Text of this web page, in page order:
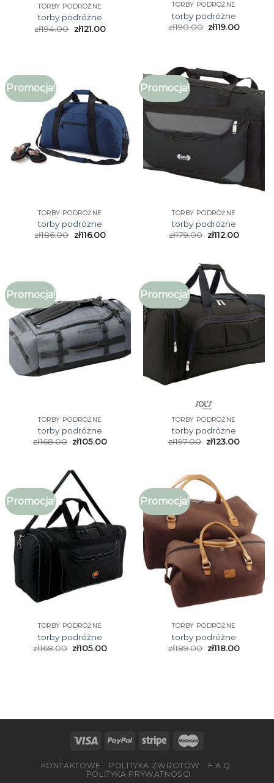
TORBY PODRÓŻNE
torby podróżne
zł194.00 zł121.00
TORBY PODRÓŻNE
torby podróżne
zł190.00 zł119.00
Promocja!
TORBY PODRÓŻNE
torby podróżne
zł186.00 zł116.00
Promocja!
TORBY PODRÓŻNE
torby podróżne
zł179.00 zł112.00
Promocja!
TORBY PODRÓŻNE
torby podróżne
zł168.00 zł105.00
Promocja!
TORBY PODRÓŻNE
torby podróżne
zł197.00 zł123.00
Promocja!
TORBY PODRÓŻNE
torby podróżne
zł168.00 zł105.00
Promocja!
TORBY PODRÓŻNE
torby podróżne
zł189.00 zł118.00
KONTAKTOWE POLITYKA ZWROTÓW
F.A.Q
POLITYKA PRYWATNOŚCI